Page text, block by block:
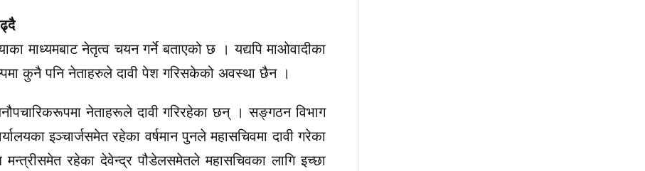
माध्यमबाट नेतृत्व चयन गर्ने बताएको छ । यद्यपि माओवादीका
कुनै पनि नेताहरुले दावी पेश गरिसकेको अवस्था छैन ।
नेताहरूले दावी गरिरहेका छन् । सङ्गठन विभाग
इञ्चार्जसमेत रहेका वर्षमान पुनले महासचिवमा दावी गरेका
मन्त्रीसमेत रहेका देवेन्द्र पौडेलसमेतले महासचिवका लागि इच्छा